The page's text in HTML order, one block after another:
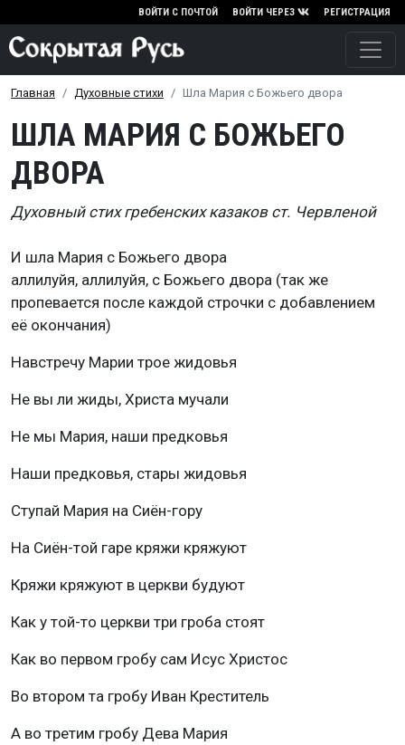
Перейти к основному
ВОЙТИ С ПОЧТОЙ ВОЙТИ ЧЕРЕЗ РЕГИСТРАЦИЯ
Главная Духовные стихи Шла Мария с Божьего двора
ШЛА МАРИЯ С БОЖЬЕГО
ДВОРА
Духовный стих гребенских казаков ст. Червленой
И шла Мария с Божьего двора
аллилуйя, аллилуйя, с Божьего двора (так же
пропевается после каждой строчки с добавлением
её окончания)
Навстречу Марии трое жидовья
Не вы ли жиды, Христа мучали
Не мы Мария, наши предковья
Наши предковья, стары жидовья
Ступай Мария на Сиён-гору
На Сиён-той гаре кряжи кряжуют
Кряжи кряжуют в церкви будуют
Как у той-то церкви три гроба стоят
Как во первом гробу сам Исус Христос
Во втором та гробу Иван Креститель
А во третим гробу Дева Мария